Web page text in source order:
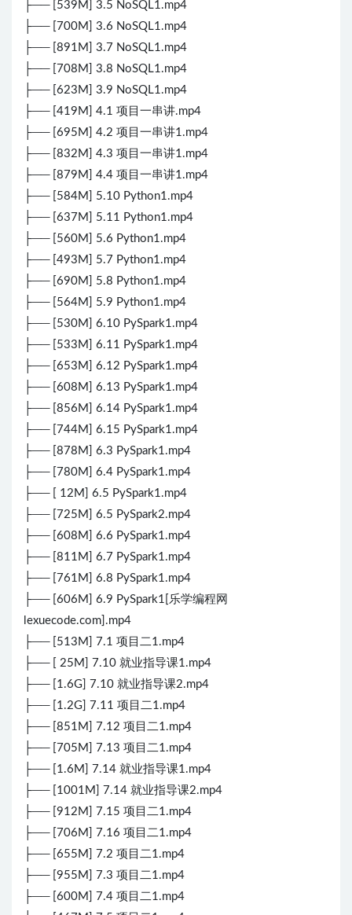
├── [539M] 3.5 NoSQL1.mp4
├── [700M] 3.6 NoSQL1.mp4
├── [891M] 3.7 NoSQL1.mp4
├── [708M] 3.8 NoSQL1.mp4
├── [623M] 3.9 NoSQL1.mp4
├── [419M] 4.1 项目一串讲.mp4
├── [695M] 4.2 项目一串讲1.mp4
├── [832M] 4.3 项目一串讲1.mp4
├── [879M] 4.4 项目一串讲1.mp4
├── [584M] 5.10 Python1.mp4
├── [637M] 5.11 Python1.mp4
├── [560M] 5.6 Python1.mp4
├── [493M] 5.7 Python1.mp4
├── [690M] 5.8 Python1.mp4
├── [564M] 5.9 Python1.mp4
├── [530M] 6.10 PySpark1.mp4
├── [533M] 6.11 PySpark1.mp4
├── [653M] 6.12 PySpark1.mp4
├── [608M] 6.13 PySpark1.mp4
├── [856M] 6.14 PySpark1.mp4
├── [744M] 6.15 PySpark1.mp4
├── [878M] 6.3 PySpark1.mp4
├── [780M] 6.4 PySpark1.mp4
├── [ 12M] 6.5 PySpark1.mp4
├── [725M] 6.5 PySpark2.mp4
├── [608M] 6.6 PySpark1.mp4
├── [811M] 6.7 PySpark1.mp4
├── [761M] 6.8 PySpark1.mp4
├── [606M] 6.9 PySpark1[乐学编程网
lexuecode.com].mp4
├── [513M] 7.1 项目二1.mp4
├── [ 25M] 7.10 就业指导课1.mp4
├── [1.6G] 7.10 就业指导课2.mp4
├── [1.2G] 7.11 项目二1.mp4
├── [851M] 7.12 项目二1.mp4
├── [705M] 7.13 项目二1.mp4
├── [1.6M] 7.14 就业指导课1.mp4
├── [1001M] 7.14 就业指导课2.mp4
├── [912M] 7.15 项目二1.mp4
├── [706M] 7.16 项目二1.mp4
├── [655M] 7.2 项目二1.mp4
├── [955M] 7.3 项目二1.mp4
├── [600M] 7.4 项目二1.mp4